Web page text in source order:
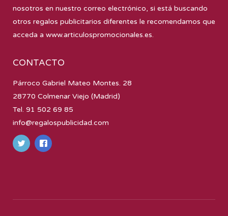
nosotros en nuestro correo electrónico, si está buscando
otros regalos publicitarios diferentes le recomendamos que
acceda a www.articulospromocionales.es.
CONTACTO
Párroco Gabriel Mateo Montes. 28
28770 Colmenar Viejo (Madrid)
Tel. 91 502 69 85
info@regalospublicidad.com